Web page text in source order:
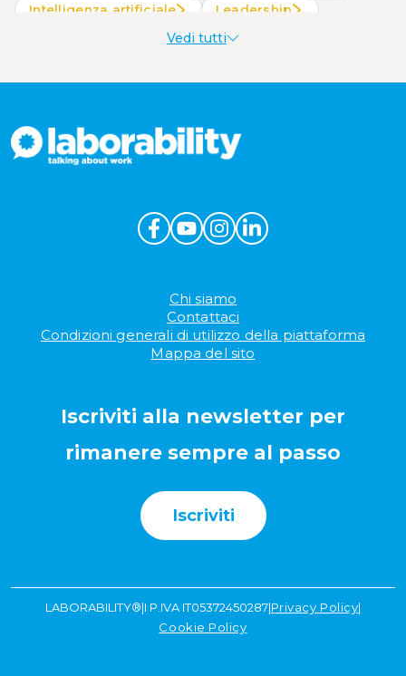
intelligenza artificiale
Leadership
Produttività al lavoroVedi tutti
Chi siamo
Contattaci
Condizioni generali di utilizzo della piattaforma
Mappa del sito
Iscriviti alla newsletter per
rimanere sempre al passo
Iscriviti
LABORABILITY®|I P.IVA IT05372450287|Privacy Policy|
Cookie Policy